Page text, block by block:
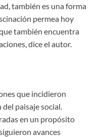
también es una forma
permea hoy
también encuentra
dice el autor.
que incidieron
paisaje social.
en un propósito
avances